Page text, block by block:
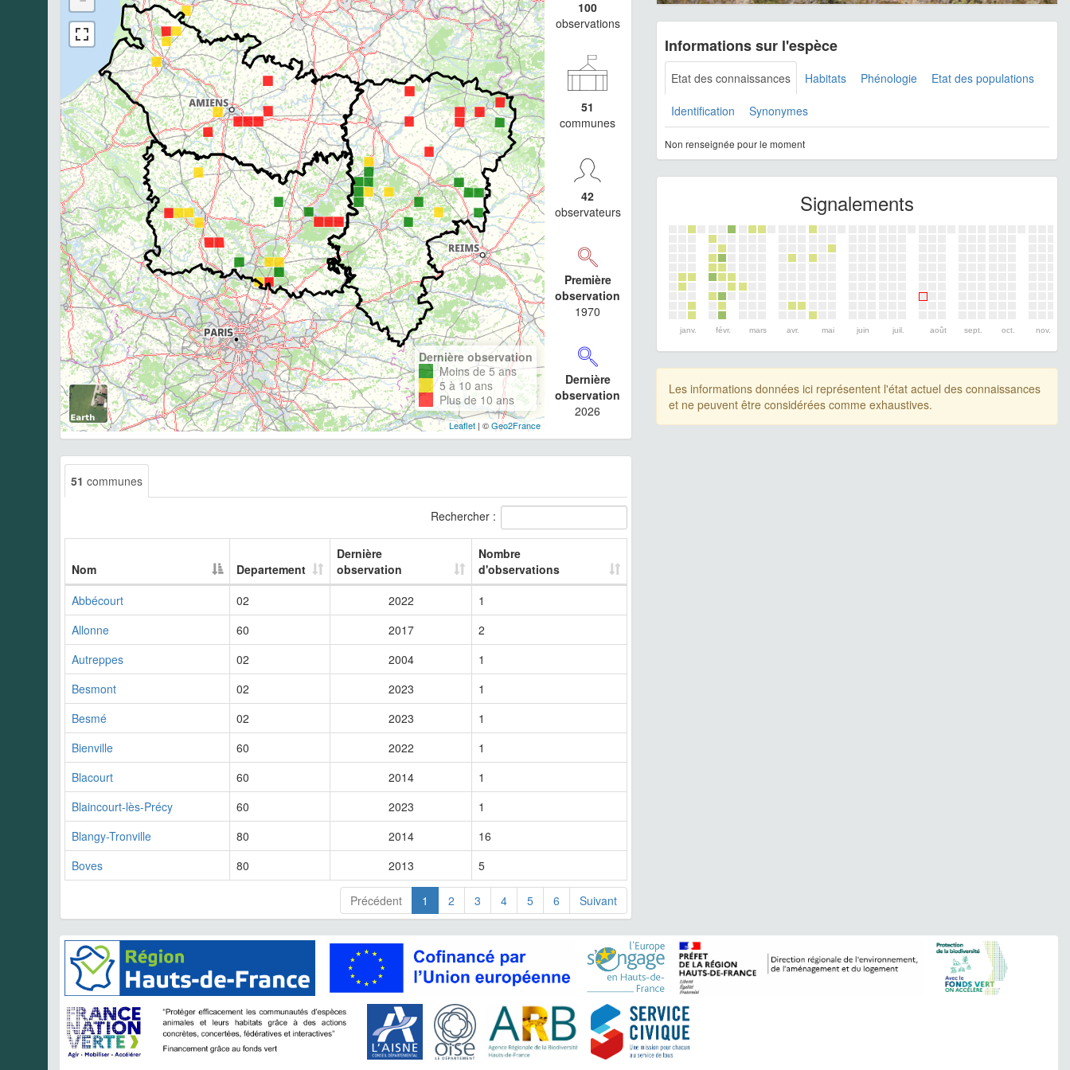
Dernière observation
Moins de 5 ans
5 à 10 ans
Plus de 10 ans
Leaflet| ©Geo2France
100
observations
51
communes
42
observateurs
Première
observation
1970
Dernière
observation
2026
51 communes
Rechercher :
Nom Departement
Dernière
observation
Nombre
d'observations
Abbécourt
02 2022
1
Allonne
60 2017
2
Autreppes
02 2004
1
Besmont
02 2023
1
Besmé
02 2023
1
Bienville
60 2022
1
Blacourt
60 2014
1
Blaincourt-lès-Précy
60 2023
1
Blangy-Tronville
80 2014
16
Boves
80 2013 5
Précédent 1 2 3 4 5 6 Suivant
Informations sur l'espèce
Etat des connaissances Habitats Phénologie Etat des populations
Identification Synonymes
Non renseignée pour le moment
Signalements
janv. févr. mars avr. mai juin juil. août sept. oct. nov.
Les informations données ici représentent l'état actuel des connaissances
et ne peuvent être considérées comme exhaustives.